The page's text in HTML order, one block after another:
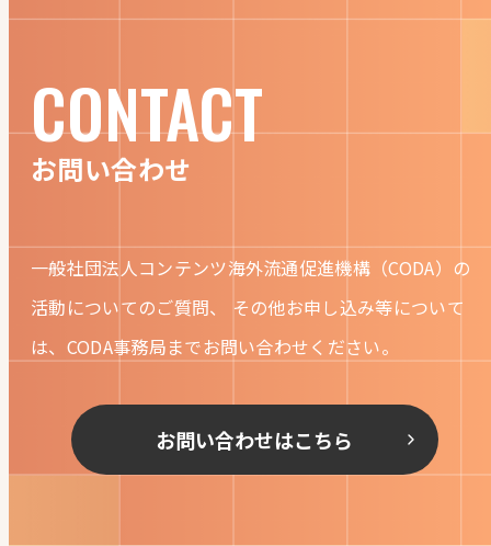
CONTACT
お問い合わせ
一般社団法人コンテンツ海外流通促進機構（CODA）の
活動についてのご質問、
その他お申し込み等について
は、CODA事務局までお問い合わせください。
お問い合わせはこちら